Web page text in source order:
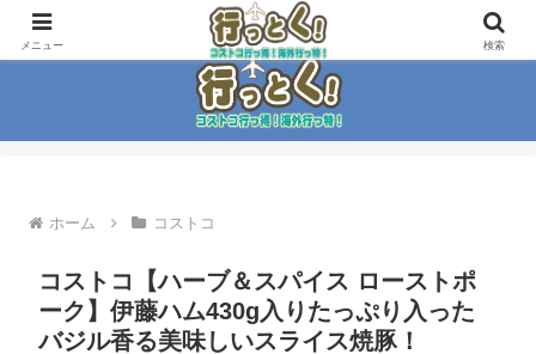
コストコ大好き家族がイチ押商品紹介！！
ホーム コストコ
コストコ【ハーブ＆スパイス ローストポ
ーク】伊藤ハム430g入りたっぷり入った
バジル香る美味しいスライス焼豚！
メニュー 検索